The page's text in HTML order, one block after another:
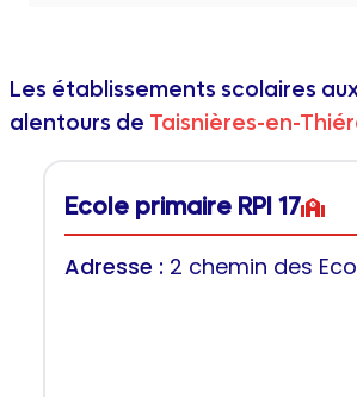
Les établissements scolaires
alentours de Taisnières-en-
Ecole primaire RPI 17
Adresse : 2 chemin des